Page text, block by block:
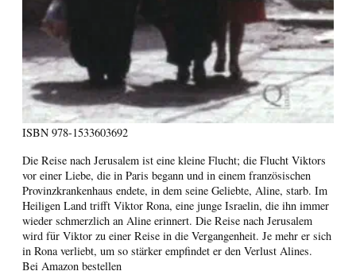
ISBN 978-1533603692
Die Reise nach Jerusalem ist eine kleine Flucht; die Flucht Viktors
vor einer Liebe, die in Paris begann und in einem französischen
Provinzkrankenhaus endete, in dem seine Geliebte, Aline, starb. Im
Heiligen Land trifft Viktor Rona, eine junge Israelin, die ihn immer
wieder schmerzlich an Aline erinnert. Die Reise nach Jerusalem
wird für Viktor zu einer Reise in die Vergangenheit. Je mehr er sich
in Rona verliebt, um so stärker empfindet er den Verlust Alines.
Bei Amazon bestellen